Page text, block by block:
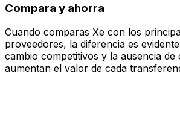
Compara y ahorra
Cuando comparas Xe con los
proveedores, la diferencia es
cambio competitivos y la ausencia de
aumentan el valor de cada